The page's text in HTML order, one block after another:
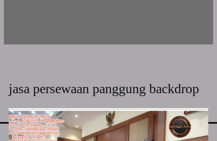
jasa persewaan panggung backdrop